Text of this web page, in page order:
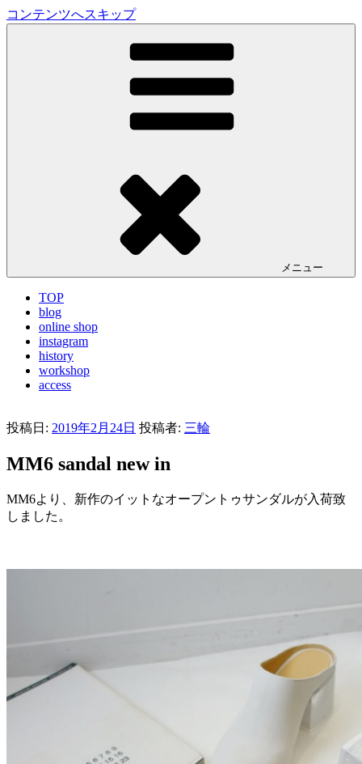
コンテンツへスキップ
LA VILLA ROUGE Blog
メニュー
TOP
blog
online shop
instagram
history
workshop
access
投稿日: 2019年2月24日 投稿者: 三輪
MM6 sandal new in
MM6より、新作のイットなオープントゥサンダルが入荷致
しました。